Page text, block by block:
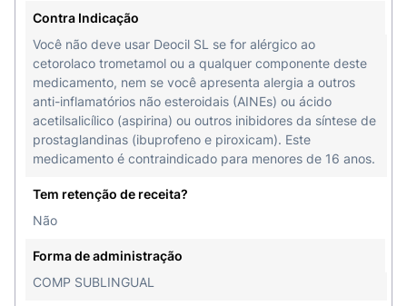
Contra Indicação
Você não deve usar Deocil SL se for alérgico ao
cetorolaco trometamol ou a qualquer componente deste
medicamento, nem se você apresenta alergia a outros
anti-inflamatórios não esteroidais (AINEs) ou ácido
acetilsalicílico (aspirina) ou outros inibidores da síntese de
prostaglandinas (ibuprofeno e piroxicam). Este
medicamento é contraindicado para menores de 16 anos.
Tem retenção de receita?
Não
Forma de administração
COMP SUBLINGUAL